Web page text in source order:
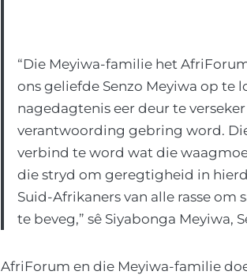
“Die Meyiwa-familie het
ons geliefde Senzo Meyiwa op te
nagedagtenis eer deur te
verantwoording gebring word.
verbind te word wat die
die stryd om geregtigheid in
Suid-Afrikaners van alle rasse
te beveg,” sê Siyabonga Meyiwa,
AfriForum en die Meyiwa-familie